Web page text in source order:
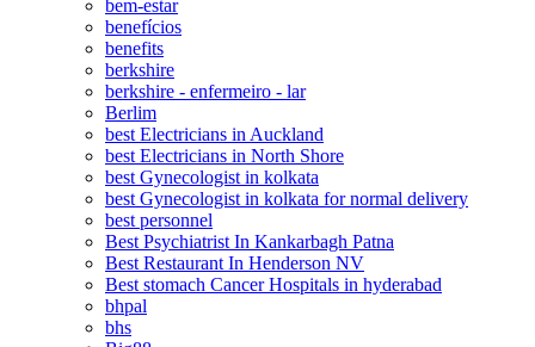
bem-estar
benefícios
benefits
berkshire
berkshire - enfermeiro - lar
Berlim
best Electricians in Auckland
best Electricians in North Shore
best Gynecologist in kolkata
best Gynecologist in kolkata for normal delivery
best personnel
Best Psychiatrist In Kankarbagh Patna
Best Restaurant In Henderson NV
Best stomach Cancer Hospitals in hyderabad
bhpal
bhs